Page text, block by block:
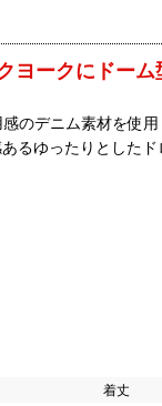
ヨークにドー
のデニム素材を使
るゆったりとした
着丈